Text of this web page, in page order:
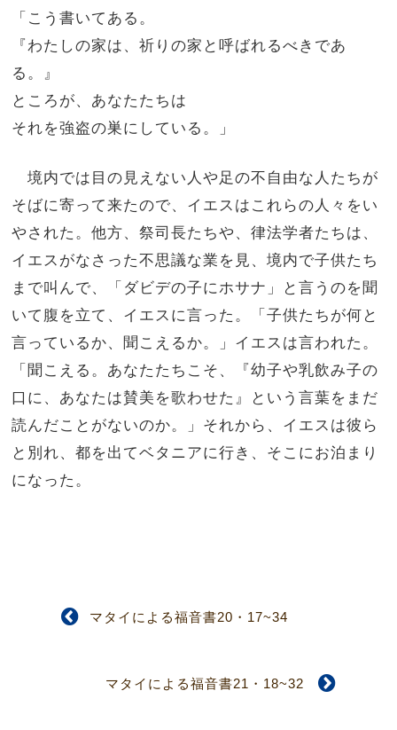
「こう書いてある。
『わたしの家は、祈りの家と呼ばれるべきであ
る。』
ところが、あなたたちは
それを強盗の巣にしている。」
境内では目の見えない人や足の不自由な人たちが
そばに寄って来たので、イエスはこれらの人々をい
やされた。他方、祭司長たちや、律法学者たちは、
イエスがなさった不思議な業を見、境内で子供たち
まで叫んで、「ダビデの子にホサナ」と言うのを聞
いて腹を立て、イエスに言った。「子供たちが何と
言っているか、聞こえるか。」イエスは言われた。
「聞こえる。あなたたちこそ、『幼子や乳飲み子の
口に、あなたは賛美を歌わせた』という言葉をまだ
読んだことがないのか。」それから、イエスは彼ら
と別れ、都を出てベタニアに行き、そこにお泊まり
になった。
マタイによる福音書20・17~34
マタイによる福音書21・18~32